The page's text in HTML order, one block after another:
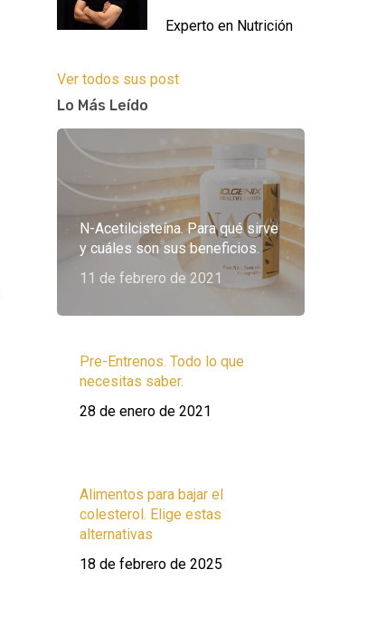
Experto en Nutrición
Ver todos sus post
Lo Más Leído
N-Acetilcisteína. Para qué sirve
y cuáles son sus beneficios.
11 de febrero de 2021
Pre-Entrenos. Todo lo que
necesitas saber.
28 de enero de 2021
Alimentos para bajar el
colesterol. Elige estas
alternativas
18 de febrero de 2025